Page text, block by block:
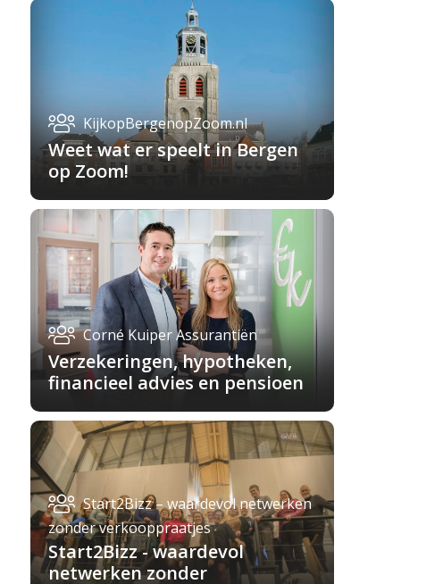
KijkopBergenopZoom.nl
Weet wat er speelt in Bergen
op Zoom!
Corné Kuiper Assurantiën
Verzekeringen, hypotheken,
financieel advies en pensioen
Start2Bizz – waardevol netwerken
zonder verkooppraatjes
Start2Bizz - waardevol
netwerken zonder